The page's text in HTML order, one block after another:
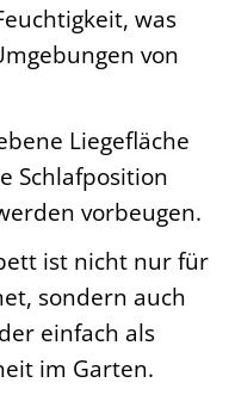
was
von
Liegefläche
Schlafposition
vorbeugen.
ist nicht nur für
sondern auch
einfach als
im Garten.